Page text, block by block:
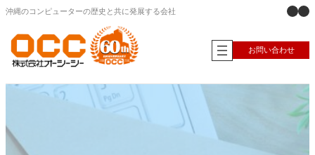
内
を
ス
キ
沖縄のコンピューターの歴史と共に発展する会社 X
お問い合わせ